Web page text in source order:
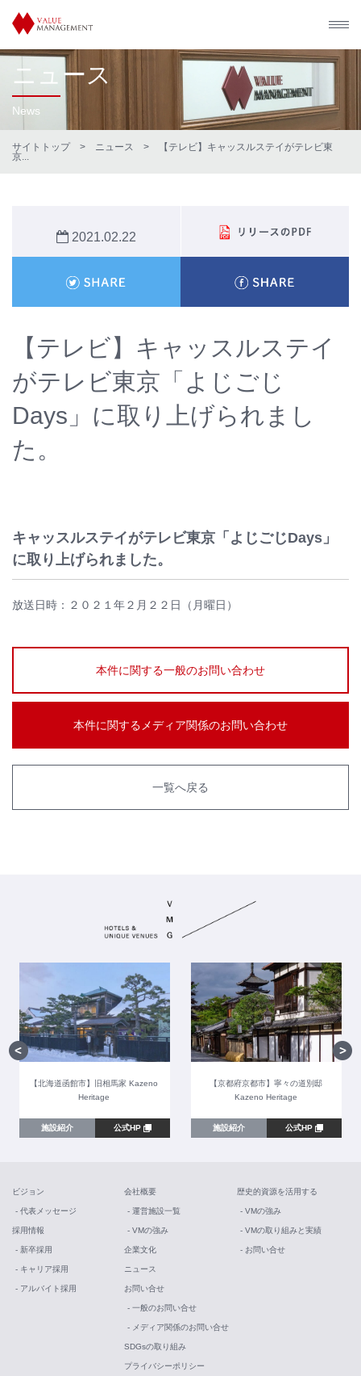
ニュース
News
サイトトップ> ニュース > 【テレビ】キャッスルステイがテレビ東
京...
2021.02.22
【テレビ】キャッスルステイ
がテレビ東京「よじごじ
Days」に取り上げられまし
た。
キャッスルステイがテレビ東京「よじごじDays」
に取り上げられました。
放送日時：２０２１年２月２２日（月曜日）
本件に関する一般のお問い合わせ
本件に関するメディア関係のお問い合わせ
一覧へ戻る
【北海道函館市】旧相馬家 Kazeno
Heritage
施設紹介 公式HP
【京都府京都市】寧々の道別邸
Kazeno Heritage
施設紹介 公式HP
ビジョン
- 代表メッセージ
採用情報
- 新卒採用
- キャリア採用
- アルバイト採用
会社概要
- 運営施設一覧
- VMの強み
企業文化
ニュース
お問い合せ
- 一般のお問い合せ
- メディア関係のお問い合せ
SDGsの取り組み
プライバシーポリシー
歴史的資源を活用する
- VMの強み
- VMの取り組みと実績
- お問い合せ